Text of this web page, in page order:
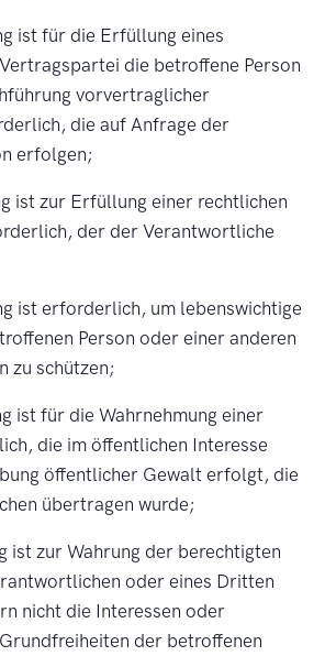
ist für die Erfüllung eines
die betroffene Person
vorvertraglicher
die auf Anfrage der
erfolgen;
ist zur Erfüllung einer rechtlichen
der der Verantwortliche
ist erforderlich, um lebenswichtige
Person oder einer anderen
zu schützen;
ist für die Wahrnehmung einer
die im öffentlichen Interesse
öffentlicher Gewalt erfolgt, die
übertragen wurde;
ist zur Wahrung der berechtigten
oder eines Dritten
nicht die Interessen oder
der betroffenen